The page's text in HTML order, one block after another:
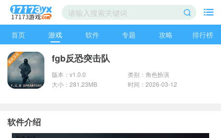
首页 游戏 软件 专题 攻略 排行榜
fgb反恐突击队
版本：v1.0.0
类别：角色扮演
大小：281.23MB
时间：2026-03-12
软件介绍